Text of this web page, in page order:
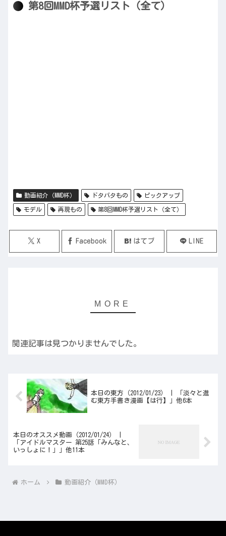
第8回MMD杯予選リスト（全て）
動画紹介（MMD杯） ドタバタもの ピックアップ
モデル 再現もの 第8回MMD杯予選リスト（全て）
X Facebook はてブ LINE
関連記事は見つかりませんでした。
本日の東方（2012/01/23） | 「淡々と進
む東方手書き漫画【は行】」他6本
本日のオススメ動画（2012/01/24） |
「アイドルマスター 第25話「みんなと、
いっしょに！」」他11本
ホーム 動画紹介（MMD杯）